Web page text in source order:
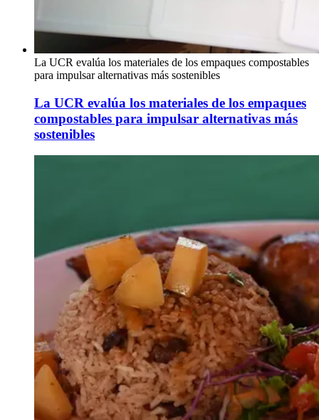
La UCR evalúa los materiales de los empaques compostables
para impulsar alternativas más sostenibles
La UCR evalúa los materiales de los empaques
compostables para impulsar alternativas más
sostenibles